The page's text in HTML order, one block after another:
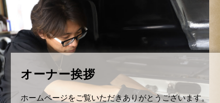
オーナー挨拶
ホームページをご覧いただきありがとうございます。